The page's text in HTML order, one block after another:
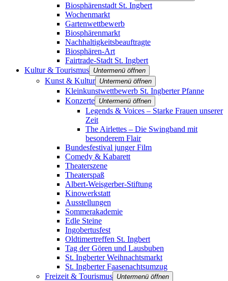
Biosphärenstadt St. Ingbert
Wochenmarkt
Gartenwettbewerb
Biosphärenmarkt
Nachhaltigkeitsbeauftragte
Biosphären-Art
Fairtrade-Stadt St. Ingbert
Kultur & Tourismus Untermenü öffnen
Kunst & Kultur Untermenü öffnen
Kleinkunstwettbewerb St. Ingberter Pfanne
Konzerte Untermenü öffnen
Legends & Voices – Starke Frauen unserer
Zeit
The Airlettes – Die Swingband mit
besonderem Flair
Bundesfestival junger Film
Comedy & Kabarett
Theaterszene
Theaterspaß
Albert-Weisgerber-Stiftung
Kinowerkstatt
Ausstellungen
Sommerakademie
Edle Steine
Ingobertusfest
Oldtimertreffen St. Ingbert
Tag der Gören und Lausbuben
St. Ingberter Weihnachtsmarkt
St. Ingberter Faasenachtsumzug
Freizeit & Tourismus Untermenü öffnen